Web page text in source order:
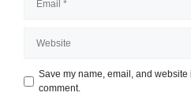
Save my name, email, and website
comment.